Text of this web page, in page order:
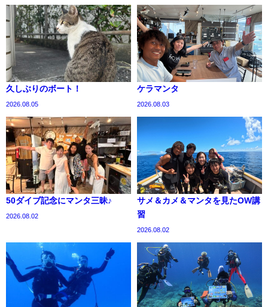
久しぶりのボート！
2026.08.05
ケラマンタ
2026.08.03
50ダイブ記念にマンタ三昧♪
2026.08.02
サメ＆カメ＆マンタを見たOW講
習
2026.08.02